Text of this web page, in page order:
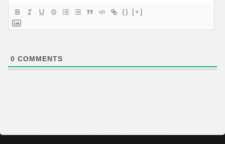
{} [+]
0 COMMENTS